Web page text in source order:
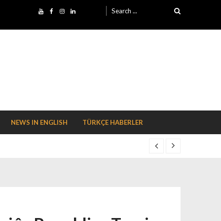
Search for:
NEWS IN ENGLISH TÜRKÇE HABERLER